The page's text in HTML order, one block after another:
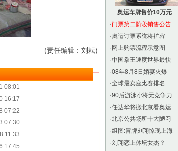
(责任编辑：刘耘)
08:01
16:17
07:22
07:30
11:33
17:45
奥运车牌售价10万元
·门票第二阶段销售公告
·奥运订票系统将扩容
· 网上购票流程示意图
·中国拳王速度世界最快
·08年8月8日婚宴火爆
·全球最卖座比赛排名
·90后游泳小将无竞争力
·任达华将搬北京看奥运
·北京公共场所十大陋习
·组图:冒牌刘翔惊现上海
·刘翔恋上体坛女杰？